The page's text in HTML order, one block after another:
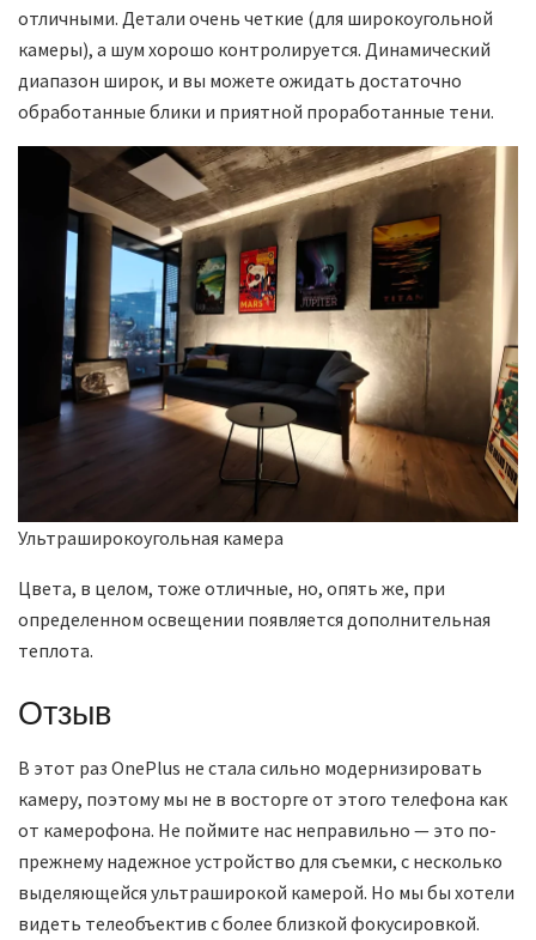
отличными. Детали очень четкие (для широкоугольной
камеры), а шум хорошо контролируется. Динамический
диапазон широк, и вы можете ожидать достаточно
обработанные блики и приятной проработанные тени.
Ультраширокоугольная камера
Цвета, в целом, тоже отличные, но, опять же, при
определенном освещении появляется дополнительная
теплота.
Отзыв
В этот раз OnePlus не стала сильно модернизировать
камеру, поэтому мы не в восторге от этого телефона как
от камерофона. Не поймите нас неправильно — это по-
прежнему надежное устройство для съемки, с несколько
выделяющейся ультраширокой камерой. Но мы бы хотели
видеть телеобъектив с более близкой фокусировкой.